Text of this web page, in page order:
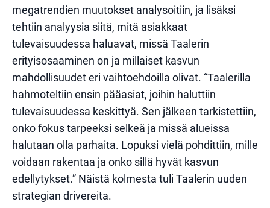
megatrendien muutokset analysoitiin, ja lisäksi
tehtiin analyysia siitä, mitä asiakkaat
tulevaisuudessa haluavat, missä Taalerin
erityisosaaminen on ja millaiset kasvun
mahdollisuudet eri vaihtoehdoilla olivat. “Taalerilla
hahmoteltiin ensin pääasiat, joihin haluttiin
tulevaisuudessa keskittyä. Sen jälkeen tarkistettiin,
onko fokus tarpeeksi selkeä ja missä alueissa
halutaan olla parhaita. Lopuksi vielä pohdittiin, mille
voidaan rakentaa ja onko sillä hyvät kasvun
edellytykset.” Näistä kolmesta tuli Taalerin uuden
strategian drivereita.